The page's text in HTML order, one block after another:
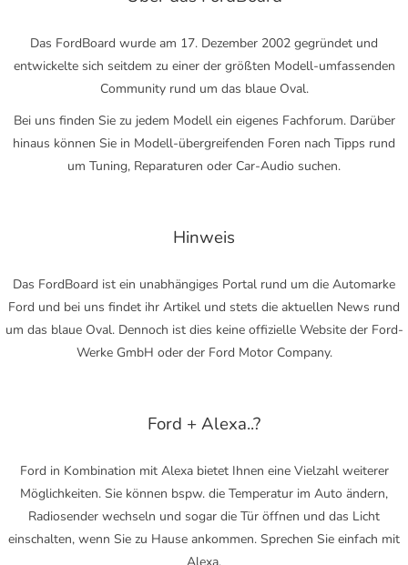
Das FordBoard wurde am 17. Dezember 2002 gegründet und
entwickelte sich seitdem zu einer der größten Modell-umfassenden
Community rund um das blaue Oval.
Bei uns finden Sie zu jedem Modell ein eigenes Fachforum. Darüber
hinaus können Sie in Modell-übergreifenden Foren nach Tipps rund
um Tuning, Reparaturen oder Car-Audio suchen.
Hinweis
Das FordBoard ist ein unabhängiges Portal rund um die Automarke
Ford und bei uns findet ihr Artikel und stets die aktuellen News rund
um das blaue Oval. Dennoch ist dies keine offizielle Website der Ford-
Werke GmbH oder der Ford Motor Company.
Ford + Alexa..?
Ford in Kombination mit Alexa bietet Ihnen eine Vielzahl weiterer
Möglichkeiten. Sie können bspw. die Temperatur im Auto ändern,
Radiosender wechseln und sogar die Tür öffnen und das Licht
einschalten, wenn Sie zu Hause ankommen. Sprechen Sie einfach mit